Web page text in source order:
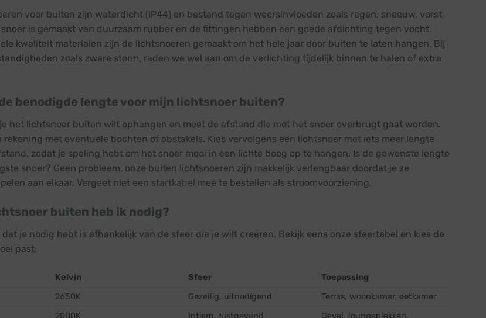
voor buiten zijn waterdicht (IP44) en bestand tegen weersinvloeden zoals regen, sneeuw, vorst
snoer is gemaakt van duurzaam rubber en de fittingen hebben een goede afdichting tegen vocht.
kwaliteit materialen zijn de lichtsnoeren gemaakt om het hele jaar door buiten te laten hangen. Bij
zoals zware storm, raden we wel aan om de verlichting tijdelijk binnen te halen of extra
benodigde lengte voor mijn lichtsnoer buiten?
het lichtsnoer buiten wilt ophangen en meet de afstand die met het snoer overbrugt gaat worden.
rekening met eventuele bochten of obstakels. Kies vervolgens een lichtsnoer met iets meer lengte
zodat je speling hebt om het snoer mooi in een lichte boog op te hangen. Is de gewenste lengte
snoer? Geen probleem, onze buiten lichtsnoeren zijn makkelijk verlengbaar doordat je ze
aan elkaar. Vergeet niet een startkabel mee te bestellen als stroomvoorziening.
buiten heb ik nodig?
je nodig hebt is afhankelijk van de sfeer die je wilt creëren. Bekijk eens onze sfeertabel en kies de
past:
Kelvin Sfeer
Toepassing
2650K Gezellig, uitnodigend
Terras, woonkamer, eetkamer
2000K Intiem, rustgevend Gevel, loungeplekken,